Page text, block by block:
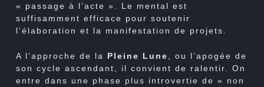
« passage à l’acte ». Le mental est
suffisamment efficace pour soutenir
l’élaboration et la manifestation de projets.
A l’approche de la Pleine Lune
, ou l’apogée de
son cycle ascendant, il convient de ralentir. On
entre dans une phase plus introvertie de « non